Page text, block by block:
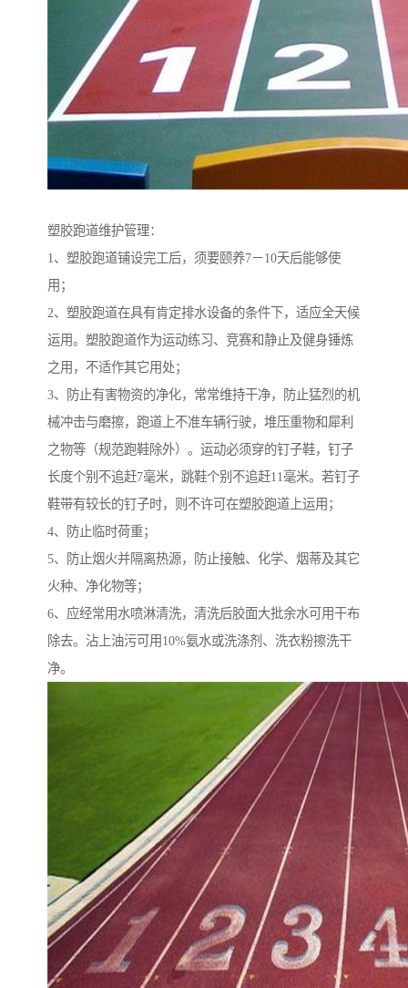
塑胶跑道维护管理：
1、塑胶跑道铺设完工后，须要颐养7－10天后能够使
用；
2、塑胶跑道在具有肯定排水设备的条件下，适应全天候
运用。塑胶跑道作为运动练习、竞赛和静止及健身锤炼
之用，不适作其它用处；
3、防止有害物资的净化，常常维持干净，防止猛烈的机
械冲击与磨擦，跑道上不准车辆行驶，堆压重物和犀利
之物等（规范跑鞋除外）。运动必须穿的钉子鞋，钉子
长度个别不追赶7毫米，跳鞋个别不追赶11毫米。若钉子
鞋带有较长的钉子时，则不许可在塑胶跑道上运用；
4、防止临时荷重；
5、防止烟火并隔离热源，防止接触、化学、烟蒂及其它
火种、净化物等；
6、应经常用水喷淋清洗，清洗后胶面大批余水可用干布
除去。沾上油污可用10%氨水或洗涤剂、洗衣粉擦洗干
净。